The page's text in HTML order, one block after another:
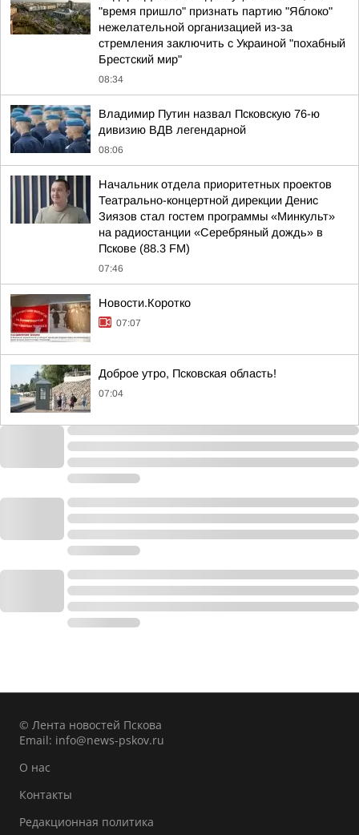
"время пришло" признать партию "Яблоко"
нежелательной организацией из-за
стремления заключить с Украиной "похабный
Брестский мир"
08:34
Владимир Путин назвал Псковскую 76-ю
дивизию ВДВ легендарной
08:06
Начальник отдела приоритетных проектов
Театрально-концертной дирекции Денис
Зиязов стал гостем программы «Минкульт»
на радиостанции «Серебряный дождь» в
Пскове (88.3 FM)
07:46
Новости.Коротко
07:07
Доброе утро, Псковская область!
07:04
© Лента новостей Пскова
Email: info@news-pskov.ru
О нас
Контакты
Редакционная политика